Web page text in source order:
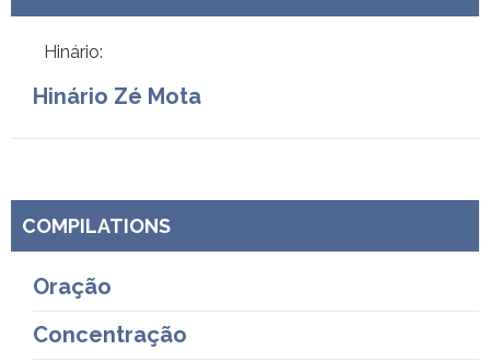
Hinário:
Hinário Zé Mota
COMPILATIONS
Oração
Concentração